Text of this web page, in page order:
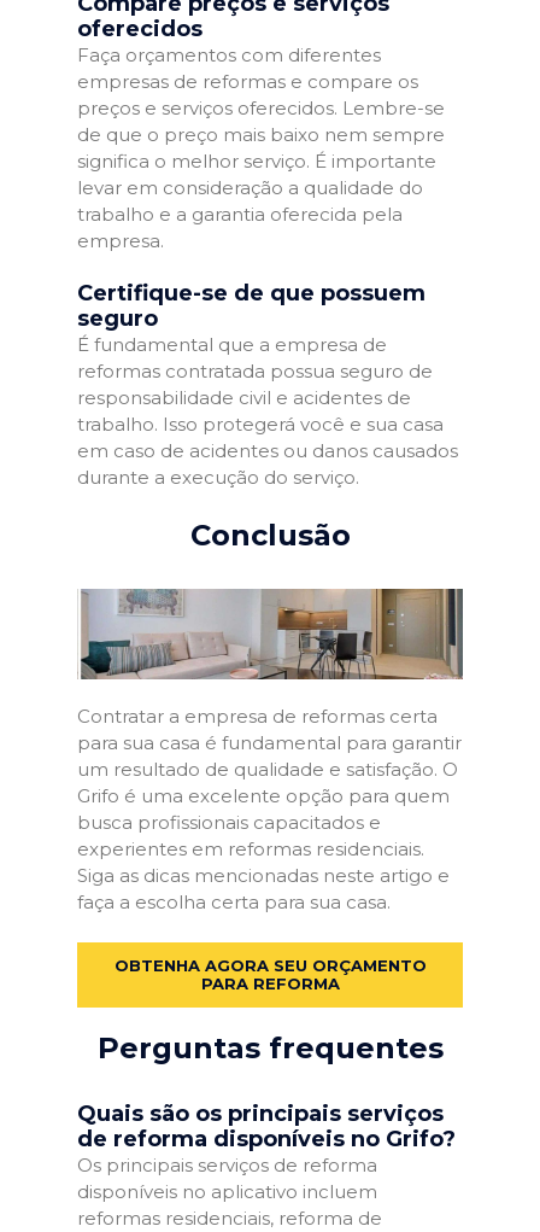
oferecidos
Faça orçamentos com diferentes
empresas de reformas e compare os
preços e serviços oferecidos. Lembre-se
de que o preço mais baixo nem sempre
significa o melhor serviço. É importante
levar em consideração a qualidade do
trabalho e a garantia oferecida pela
empresa.
Certifique-se de que possuem
seguro
É fundamental que a empresa de
reformas contratada possua seguro de
responsabilidade civil e acidentes de
trabalho. Isso protegerá você e sua casa
em caso de acidentes ou danos causados
durante a execução do serviço.
Conclusão
Contratar a empresa de reformas certa
para sua casa é fundamental para garantir
um resultado de qualidade e satisfação. O
Grifo é uma excelente opção para quem
busca profissionais capacitados e
experientes em reformas residenciais.
Siga as dicas mencionadas neste artigo e
faça a escolha certa para sua casa.
OBTENHA AGORA SEU ORÇAMENTO
PARA REFORMA
Perguntas frequentes
Quais são os principais serviços
de reforma disponíveis no Grifo?
Os principais serviços de reforma
disponíveis no aplicativo incluem
reformas residenciais, reforma de